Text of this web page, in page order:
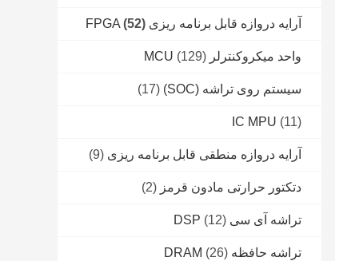
آرایه دروازه قابل برنامه ریزی FPGA (52)
واحد میکروکنترلر MCU (129)
سیستم روی تراشه (SOC) (17)
IC MPU (11)
آرایه دروازه منطقی قابل برنامه ریزی (9)
دتکتور حرارتی مادون قرمز (2)
تراشه آی سی DSP (12)
تراشه حافظه DRAM (26)